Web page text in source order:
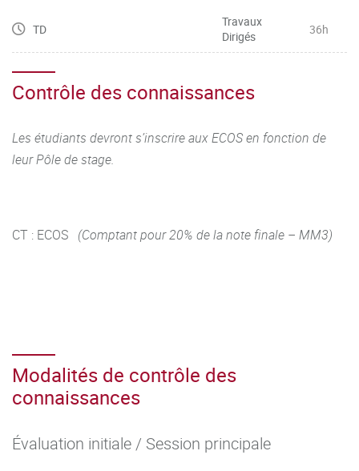
TD
Travaux
Dirigés
36h
Contrôle des connaissances
Les étudiants devront s’inscrire aux ECOS en fonction de
leur Pôle de stage.
CT : ECOS (Comptant pour 20% de la note finale – MM3)
Modalités de contrôle des
connaissances
Évaluation initiale / Session principale